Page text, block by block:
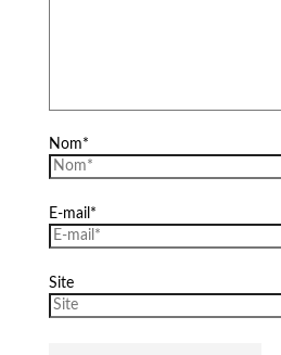
Nom*
E-mail*
Site